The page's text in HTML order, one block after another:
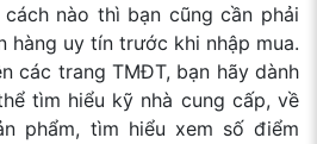
nào thì bạn cũng cần phải
hàng uy tín trước khi nhập mua.
các trang TMĐT, bạn hãy dành
tìm hiểu kỹ nhà cung cấp, về
phẩm, tìm hiểu xem số điểm